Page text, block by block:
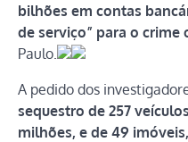
bilhões em contas
de serviço” para o crime
Paulo.
A pedido dos
sequestro de 257
milhões, e de 49